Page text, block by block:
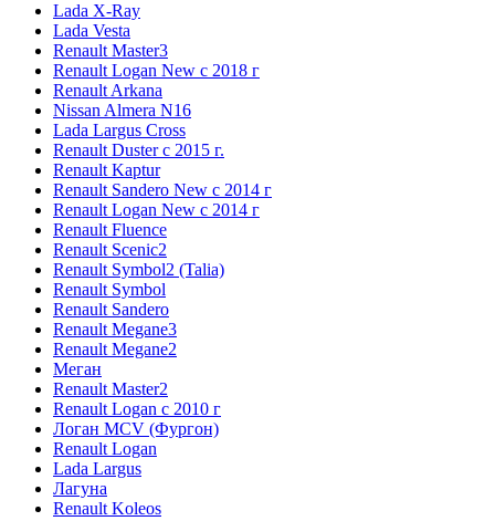
Lada X-Ray
Lada Vesta
Renault Master3
Renault Logan New с 2018 г
Renault Arkana
Nissan Almera N16
Lada Largus Cross
Renault Duster с 2015 г.
Renault Kaptur
Renault Sandero New с 2014 г
Renault Logan New с 2014 г
Renault Fluence
Renault Scenic2
Renault Symbol2 (Talia)
Renault Symbol
Renault Sandero
Renault Megane3
Renault Megane2
Меган
Renault Master2
Renault Logan c 2010 г
Логан МСV (Фургон)
Renault Logan
Lada Largus
Лагуна
Renault Koleos